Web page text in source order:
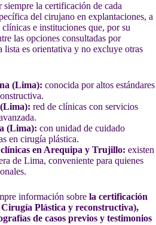
la certificación de cada
del cirujano en explantaciones, a
e instituciones que, por su
las opciones consultadas por
lista es orientativa y no excluye otras
(Lima): conocida por altos estándares
red de clínicas con servicios
(Lima): con unidad de cuidado
en cirugía plástica.
en Arequipa y Trujillo: existen
de Lima, conveniente para quienes
información sobre la certificación
Plástica y reconstructiva),
de casos previos y testimonios